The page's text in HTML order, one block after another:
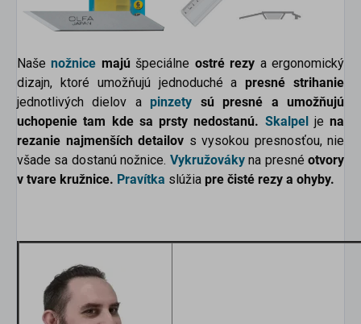
Našenožnice majú špeciálne ostré rezy a ergonomický
dizajn, ktoré umožňujú jednoduché a presné strihanie
jednotlivých dielov a pinzety sú presné a umožňujú
uchopenie tam kde sa prsty nedostanú. Skalpel je na
rezanie najmenších detailov s vysokou presnosťou, nie
všade sa dostanú nožnice. Vykružováky na presnéotvory
v tvare kružnice. Pravítka slúžia pre čisté rezy a ohyby.